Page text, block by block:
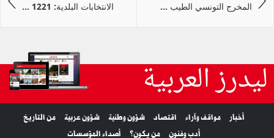
الانتخابات البلدية: 1221 ... المخرج التونسي الطيب ...
ليدرز العربية
أخبار مواقف وآراء اقتصاد شؤون وطنية شؤون عربية
من التاريخ
أدب وفنون
من يكون؟ أصداء المؤسسات